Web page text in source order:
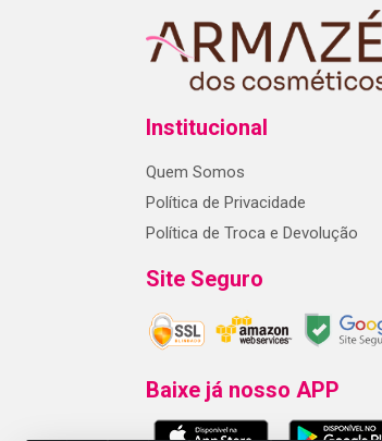
Institucional
Quem Somos
Política de Privacidade
Política de Troca e Devolução
Site Seguro
Baixe já nosso APP